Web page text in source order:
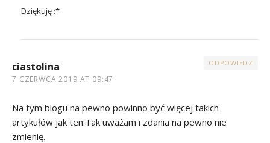
Dziękuję :*
ciastolina
7 CZERWCA 2019 AT 09:47
ODPOWIEDZ
Na tym blogu na pewno powinno być więcej takich
artykułów jak ten.Tak uważam i zdania na pewno nie
zmienię.